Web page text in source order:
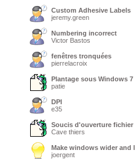
Custom Adhesive Labels
jeremy.green
Numbering incorrect
Victor Bastos
fenêtres tronquées
pierrelacroix
Plantage sous Windows 7
patie
DPI
e35
Soucis d'ouverture fichier
Cave thiers
Make windows wider and
joergent